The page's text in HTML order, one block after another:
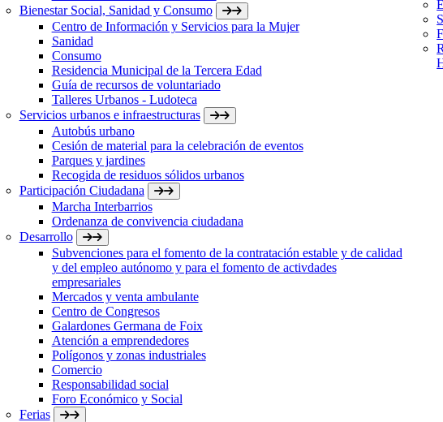
Bienestar Social, Sanidad y Consumo
Centro de Información y Servicios para la Mujer
Sanidad
Consumo
Residencia Municipal de la Tercera Edad
Guía de recursos de voluntariado
Talleres Urbanos - Ludoteca
Servicios urbanos e infraestructuras
Autobús urbano
Cesión de material para la celebración de eventos
Parques y jardines
Recogida de residuos sólidos urbanos
Participación Ciudadana
Marcha Interbarrios
Ordenanza de convivencia ciudadana
Desarrollo
Subvenciones para el fomento de la contratación estable y de calidad
y del empleo autónomo y para el fomento de activdades
empresariales
Mercados y venta ambulante
Centro de Congresos
Galardones Germana de Foix
Atención a emprendedores
Polígonos y zonas industriales
Comercio
Responsabilidad social
Foro Económico y Social
Ferias